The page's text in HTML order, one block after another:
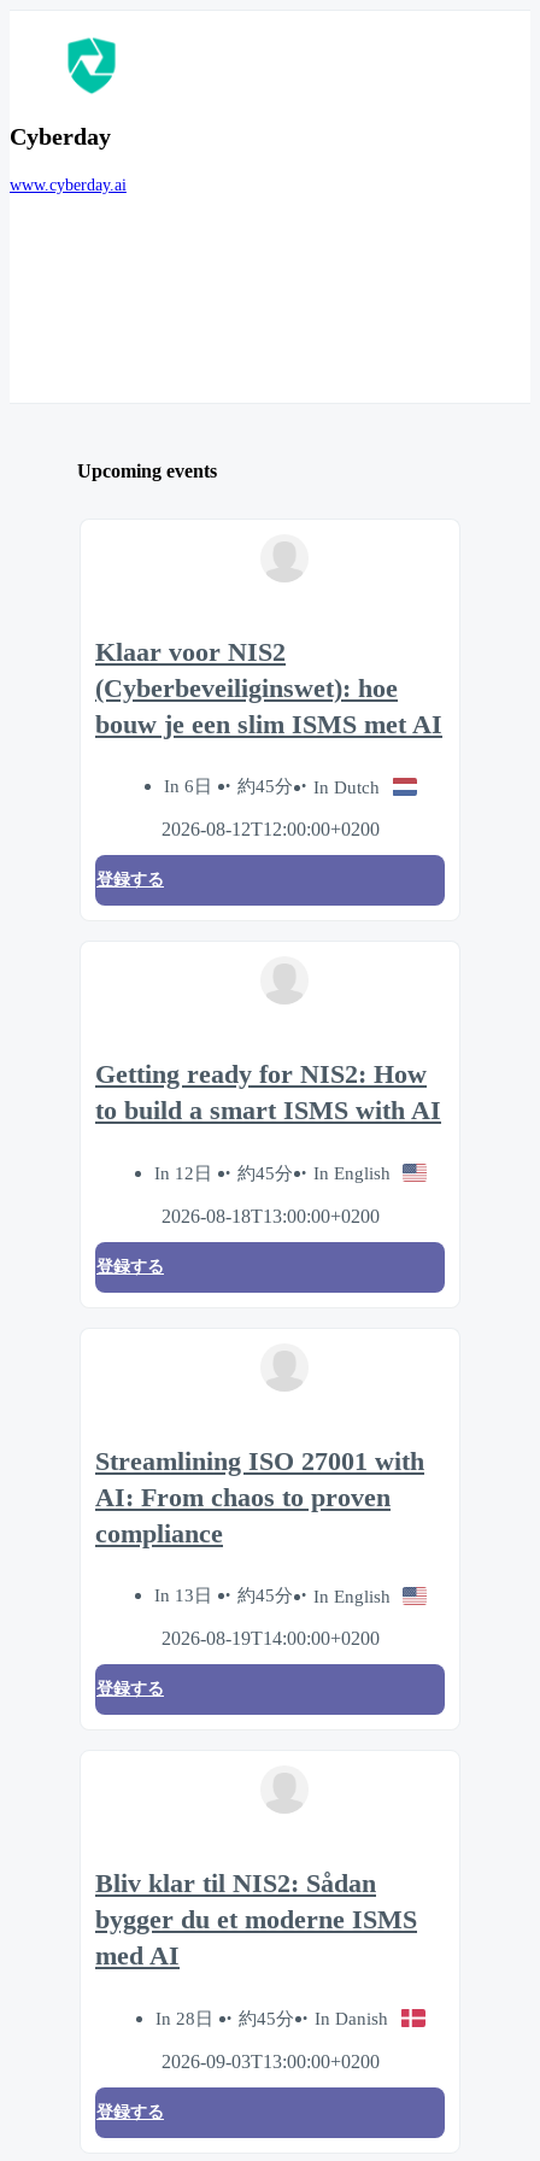
Cyberday
www.cyberday.ai
Upcoming events
Klaar voor NIS2
(Cyberbeveiliginswet): hoe
bouw je een slim ISMS met AI
In 6日 約45分 In Dutch
2026-08-12T12:00:00+0200
登録する
Getting ready for NIS2: How
to build a smart ISMS with AI
In 12日 約45分 In English
2026-08-18T13:00:00+0200
登録する
Streamlining ISO 27001 with
AI: From chaos to proven
compliance
In 13日 約45分 In English
2026-08-19T14:00:00+0200
登録する
Bliv klar til NIS2: Sådan
bygger du et moderne ISMS
med AI
In 28日 約45分 In Danish
2026-09-03T13:00:00+0200
登録する